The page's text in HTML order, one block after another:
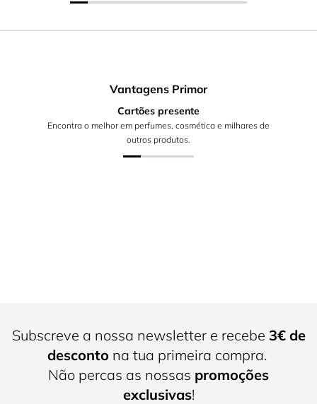
Vantagens Primor
Cartões presente
Encontra o melhor em perfumes, cosmética e milhares de
outros produtos.
Subscreve a nossa newsletter e recebe 3€ de
desconto na tua primeira compra.
Não percas as nossas promoções
exclusivas!